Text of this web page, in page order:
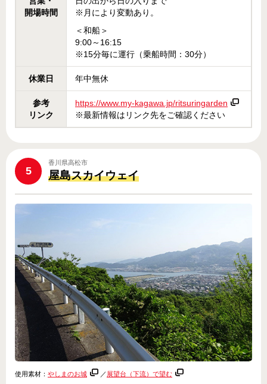
開場時間
※月により変動あり。
＜和船＞
9:00～16:15
※15分毎に運行（乗船時間：30分）
休業日 年中無休
参考
リンク
https://www.my-kagawa.jp/ritsuringarden
※最新情報はリンク先をご確認ください
5
香川県高松市
屋島スカイウェイ
使用素材： やしまのお城 ／展望台（下流）で望む